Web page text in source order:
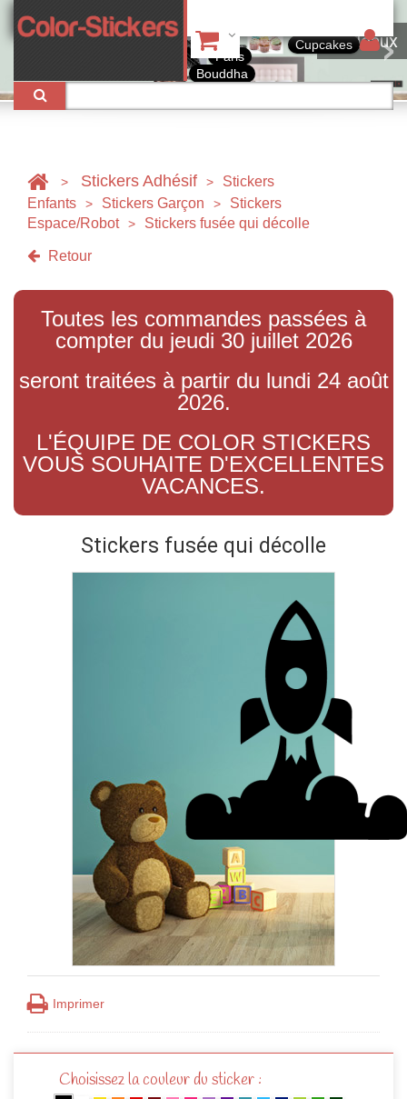
Tableaux
Bouddha
Paris
Cupcakes
> Stickers Adhésif >
Stickers
Enfants
> Stickers Garçon >
Stickers
Espace/Robot
> Stickers fusée qui décolle
Retour
Toutes les commandes passées à
compter du jeudi 30 juillet 2026
seront traitées à partir du lundi 24 août
2026.
L'ÉQUIPE DE COLOR STICKERS
VOUS SOUHAITE D'EXCELLENTES
VACANCES.
Stickers fusée qui décolle
Imprimer
Choisissez la couleur du sticker :